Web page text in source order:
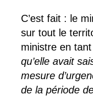
C’est fait : le
sur tout le
ministre en
qu’elle avait
mesure
de la période